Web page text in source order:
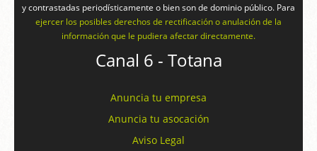
y contrastadas periodísticamente o bien son de dominio público. Para
ejercer los posibles derechos de rectificación o anulación de la
información que le pudiera afectar directamente.
Canal 6 - Totana
Anuncia tu empresa
Anuncia tu asocación
Aviso Legal